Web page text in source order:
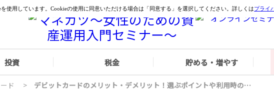
投資 税金 貯める・増やす
ド > デビットカードのメリット・デメリット！選ぶポイントや利用時の注意点